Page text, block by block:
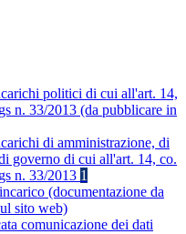
politici di cui all'art. 14,
n. 33/2013 (da pubblicare in
di amministrazione, di
governo di cui all'art. 14, co.
n. 33/2013 1
(documentazione da
sito web)
comunicazione dei dati